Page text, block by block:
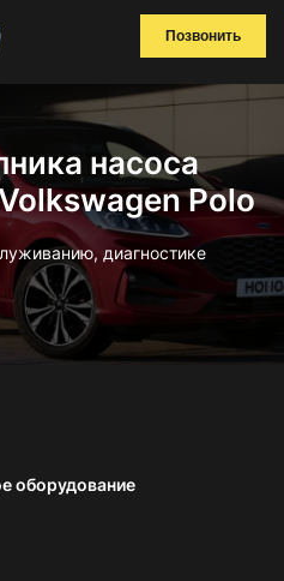
Позвонить
насоса
Polo
диагностике
оборудование